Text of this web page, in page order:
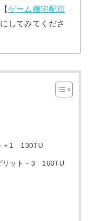
ゲーム機宅配買
してみてくださ
＋1 130TU
リット－3 160TU